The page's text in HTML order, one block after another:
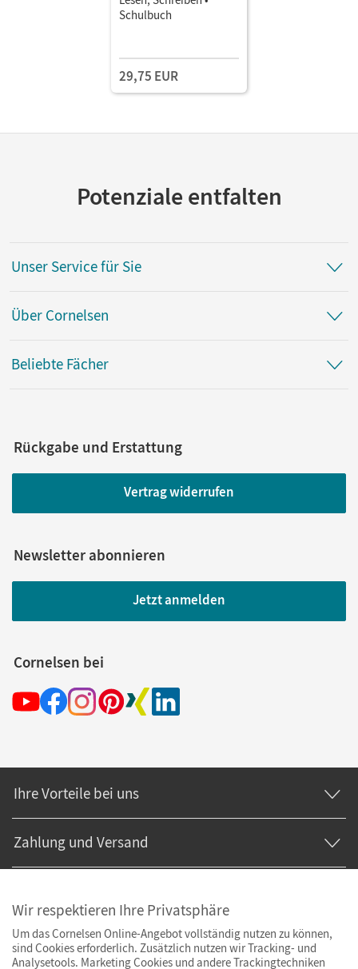
Schulbuch
29,75 EUR
Potenziale entfalten
Unser Service für Sie
Über Cornelsen
Beliebte Fächer
Rückgabe und Erstattung
Vertrag widerrufen
Newsletter abonnieren
Jetzt anmelden
Cornelsen bei
Ihre Vorteile bei uns
Zahlung und Versand
Wir respektieren Ihre Privatsphäre
Um das Cornelsen Online-Angebot vollständig nutzen zu können,
sind Cookies erforderlich. Zusätzlich nutzen wir Tracking- und
Analysetools. Marketing Cookies und andere Trackingtechniken